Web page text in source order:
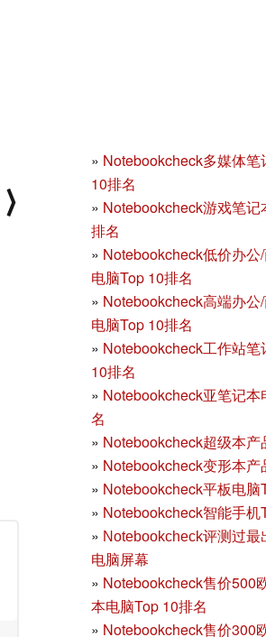
» Notebookcheck多媒体笔
10排名
» Notebookcheck游戏笔记
排名
» Notebookcheck低价办公
电脑Top 10排名
» Notebookcheck高端办公
电脑Top 10排名
» Notebookcheck工作站笔
10排名
» Notebookcheck亚笔记本
名
» Notebookcheck超级本产
» Notebookcheck变形本产
» Notebookcheck平板电脑
» Notebookcheck智能手机
» Notebookcheck评测过最
电脑屏幕
» Notebookcheck售价500
本电脑Top 10排名
» Notebookcheck售价300
⟩